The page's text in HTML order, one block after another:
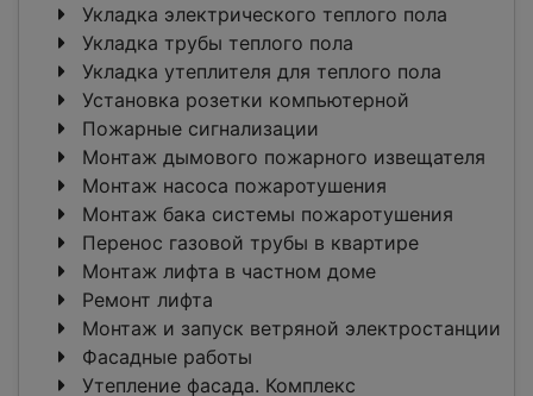
Укладка электрического теплого пола
Укладка трубы теплого пола
Укладка утеплителя для теплого пола
Установка розетки компьютерной
Пожарные сигнализации
Монтаж дымового пожарного извещателя
Монтаж насоса пожаротушения
Монтаж бака системы пожаротушения
Перенос газовой трубы в квартире
Монтаж лифта в частном доме
Ремонт лифта
Монтаж и запуск ветряной электростанции
Фасадные работы
Утепление фасада. Комплекс